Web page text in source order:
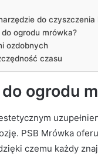
do czyszczenia
ogrodu mrówka?
ozdobnych
czasu
ogrodu
PSB Mrówka
czemu każdy